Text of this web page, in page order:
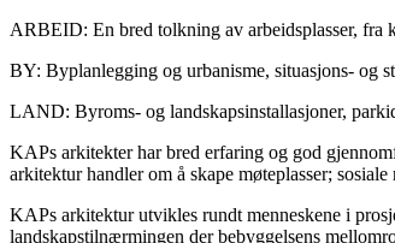
ARBEID: En bred tolkning av arbeidsplasser,
BY: Byplanlegging og urbanisme, situasjons- og
LAND: Byroms- og landskapsinstallasjoner,
KAPs arkitekter har bred erfaring og god
arkitektur handler om å skape møteplasser;
KAPs arkitektur utvikles rundt menneskene i
landskapstilnærmingen der bebyggelsens